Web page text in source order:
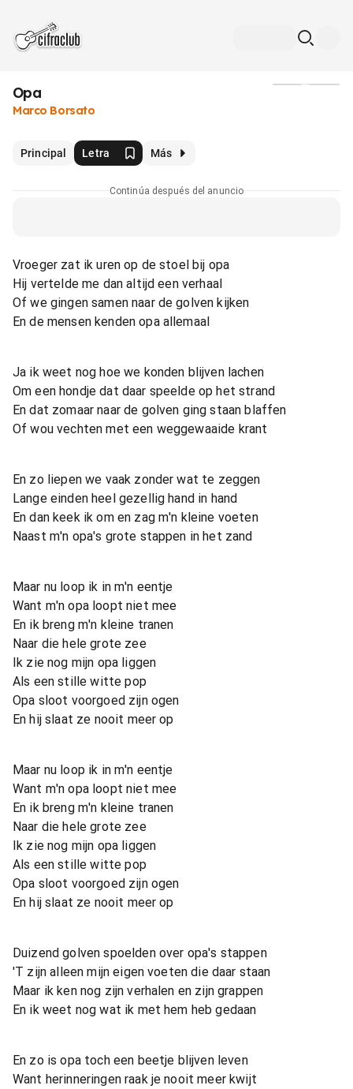
Opa
Marco Borsato
Principal Letra Más
Continúa después del anuncio
Vroeger zat ik uren op de stoel bij opa
Hij vertelde me dan altijd een verhaal
Of we gingen samen naar de golven kijken
En de mensen kenden opa allemaal
Ja ik weet nog hoe we konden blijven lachen
Om een hondje dat daar speelde op het strand
En dat zomaar naar de golven ging staan blaffen
Of wou vechten met een weggewaaide krant
En zo liepen we vaak zonder wat te zeggen
Lange einden heel gezellig hand in hand
En dan keek ik om en zag m'n kleine voeten
Naast m'n opa's grote stappen in het zand
Maar nu loop ik in m'n eentje
Want m'n opa loopt niet mee
En ik breng m'n kleine tranen
Naar die hele grote zee
Ik zie nog mijn opa liggen
Als een stille witte pop
Opa sloot voorgoed zijn ogen
En hij slaat ze nooit meer op
Maar nu loop ik in m'n eentje
Want m'n opa loopt niet mee
En ik breng m'n kleine tranen
Naar die hele grote zee
Ik zie nog mijn opa liggen
Als een stille witte pop
Opa sloot voorgoed zijn ogen
En hij slaat ze nooit meer op
Duizend golven spoelden over opa's stappen
'T zijn alleen mijn eigen voeten die daar staan
Maar ik ken nog zijn verhalen en zijn grappen
En ik weet nog wat ik met hem heb gedaan
En zo is opa toch een beetje blijven leven
Want herinneringen raak je nooit meer kwijt